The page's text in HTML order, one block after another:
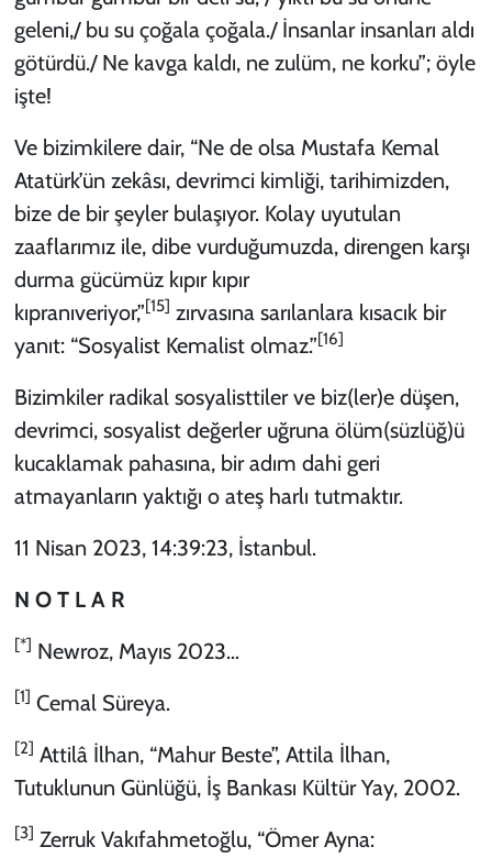
geleni,/ bu su çoğala çoğala./ İnsanlar insanları aldı
götürdü./ Ne kavga kaldı, ne zulüm, ne korku”; öyle
işte!
Ve bizimkilere dair, “Ne de olsa Mustafa Kemal
Atatürk’ün zekâsı, devrimci kimliği, tarihimizden,
bize de bir şeyler bulaşıyor. Kolay uyutulan
zaaflarımız ile, dibe vurduğumuzda, direngen karşı
durma gücümüz kıpır kıpır
kıpranıveriyor,”[15] zırvasına sarılanlara kısacık bir
yanıt: “Sosyalist Kemalist olmaz.”[16]
Bizimkiler radikal sosyalisttiler ve biz(ler)e düşen,
devrimci, sosyalist değerler uğruna ölüm(süzlüğ)ü
kucaklamak pahasına, bir adım dahi geri
atmayanların yaktığı o ateş harlı tutmaktır.
11 Nisan 2023, 14:39:23, İstanbul.
N O T L A R
[*] Newroz, Mayıs 2023…
[1] Cemal Süreya.
[2] Attilâ İlhan, “Mahur Beste”, Attila İlhan,
Tutuklunun Günlüğü, İş Bankası Kültür Yay, 2002.
[3] Zerruk Vakıfahmetoğlu, “Ömer Ayna: